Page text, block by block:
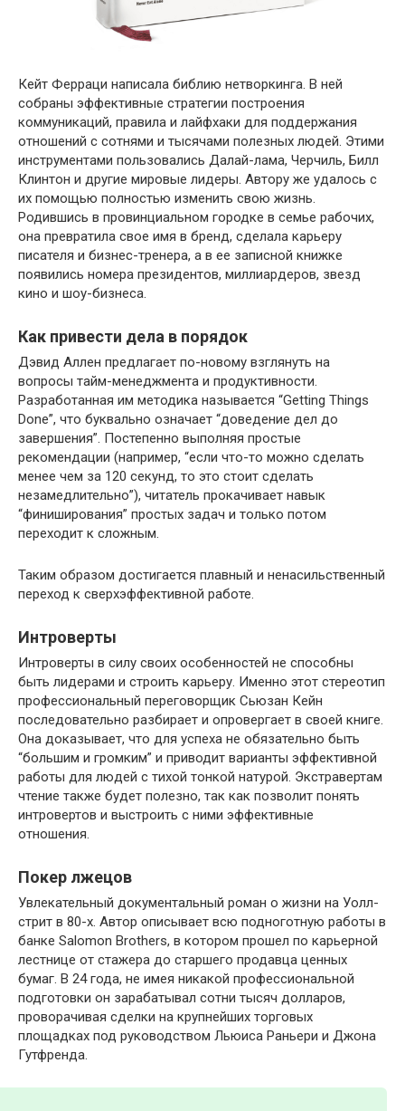
Кейт Ферраци написала библию нетворкинга. В ней
собраны эффективные стратегии построения
коммуникаций, правила и лайфхаки для поддержания
отношений с сотнями и тысячами полезных людей. Этими
инструментами пользовались Далай-лама, Черчиль, Билл
Клинтон и другие мировые лидеры. Автору же удалось с
их помощью полностью изменить свою жизнь.
Родившись в провинциальном городке в семье рабочих,
она превратила свое имя в бренд, сделала карьеру
писателя и бизнес-тренера, а в ее записной книжке
появились номера президентов, миллиардеров, звезд
кино и шоу-бизнеса.
Как привести дела в порядок
Дэвид Аллен предлагает по-новому взглянуть на
вопросы тайм-менеджмента и продуктивности.
Разработанная им методика называется “Getting Things
Done”, что буквально означает “доведение дел до
завершения”. Постепенно выполняя простые
рекомендации (например, “если что-то можно сделать
менее чем за 120 секунд, то это стоит сделать
незамедлительно”), читатель прокачивает навык
“финиширования” простых задач и только потом
переходит к сложным.
Таким образом достигается плавный и ненасильственный
переход к сверхэффективной работе.
Интроверты
Интроверты в силу своих особенностей не способны
быть лидерами и строить карьеру. Именно этот стереотип
профессиональный переговорщик Сьюзан Кейн
последовательно разбирает и опровергает в своей книге.
Она доказывает, что для успеха не обязательно быть
“большим и громким” и приводит варианты эффективной
работы для людей с тихой тонкой натурой. Экстравертам
чтение также будет полезно, так как позволит понять
интровертов и выстроить с ними эффективные
отношения.
Покер лжецов
Увлекательный документальный роман о жизни на Уолл-
стрит в 80-х. Автор описывает всю подноготную работы в
банке Salomon Brothers, в котором прошел по карьерной
лестнице от стажера до старшего продавца ценных
бумаг. В 24 года, не имея никакой профессиональной
подготовки он зарабатывал сотни тысяч долларов,
проворачивая сделки на крупнейших торговых
площадках под руководством Льюиса Раньери и Джона
Гутфренда.